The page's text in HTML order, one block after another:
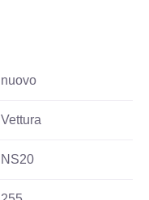
nuovo
Vettura
NS20